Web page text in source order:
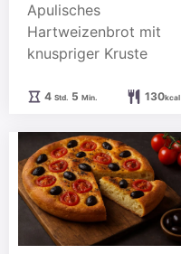
Apulisches
Hartweizenbrot mit
knuspriger Kruste
4Stunden
Std. 5Minuten
Min. 130kcal